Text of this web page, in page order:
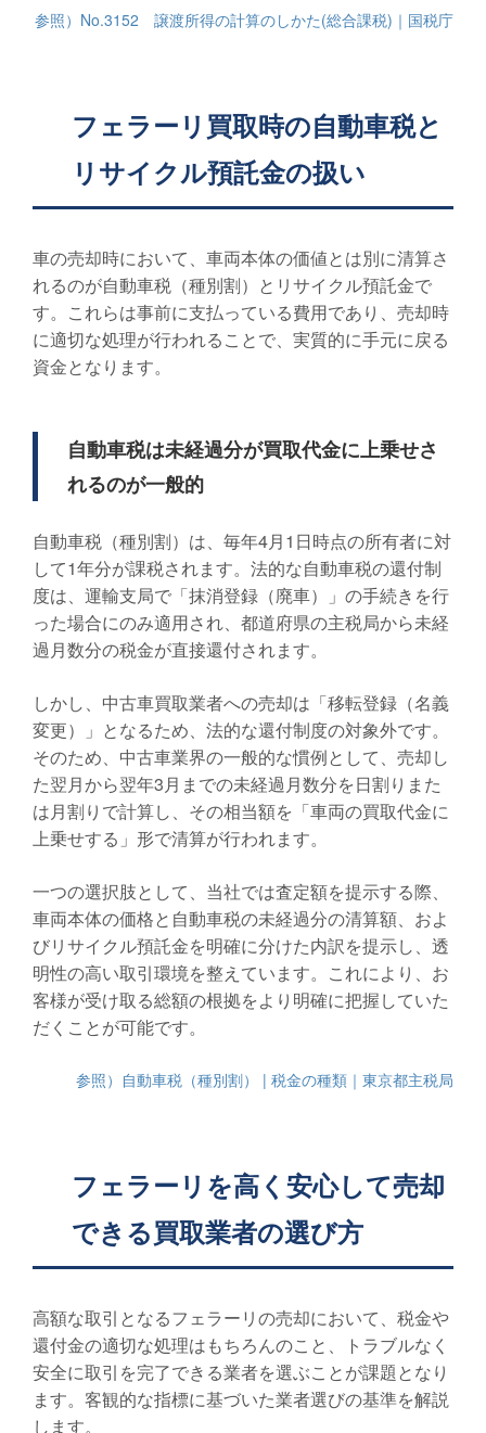
参照）No.3152 譲渡所得の計算のしかた(総合課税)｜国税庁
フェラーリ買取時の自動車税と
リサイクル預託金の扱い
車の売却時において、車両本体の価値とは別に清算さ
れるのが自動車税（種別割）とリサイクル預託金で
す。これらは事前に支払っている費用であり、売却時
に適切な処理が行われることで、実質的に手元に戻る
資金となります。
自動車税は未経過分が買取代金に上乗せさ
れるのが一般的
自動車税（種別割）は、毎年4月1日時点の所有者に対
して1年分が課税されます。法的な自動車税の還付制
度は、運輸支局で「抹消登録（廃車）」の手続きを行
った場合にのみ適用され、都道府県の主税局から未経
過月数分の税金が直接還付されます。
しかし、中古車買取業者への売却は「移転登録（名義
変更）」となるため、法的な還付制度の対象外です。
そのため、中古車業界の一般的な慣例として、売却し
た翌月から翌年3月までの未経過月数分を日割りまた
は月割りで計算し、その相当額を「車両の買取代金に
上乗せする」形で清算が行われます。
一つの選択肢として、当社では査定額を提示する際、
車両本体の価格と自動車税の未経過分の清算額、およ
びリサイクル預託金を明確に分けた内訳を提示し、透
明性の高い取引環境を整えています。これにより、お
客様が受け取る総額の根拠をより明確に把握していた
だくことが可能です。
参照）自動車税（種別割） | 税金の種類｜東京都主税局
フェラーリを高く安心して売却
できる買取業者の選び方
高額な取引となるフェラーリの売却において、税金や
還付金の適切な処理はもちろんのこと、トラブルなく
安全に取引を完了できる業者を選ぶことが課題となり
ます。客観的な指標に基づいた業者選びの基準を解説
します。